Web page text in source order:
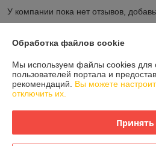
У компании пока нет отзывов,
О нас
Контакты
График работы
Обработка файлов cookie
Мы используем файлы cookies для
пользователей портала и
рекомендаций. Вы можете
отключить их.
Принять